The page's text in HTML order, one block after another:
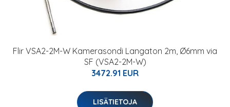
Flir VSA2-2M-W Kamerasondi Langaton 2m, Ø6mm via
SF (VSA2-2M-W)
3472.91 EUR
LISÄTIETOJA